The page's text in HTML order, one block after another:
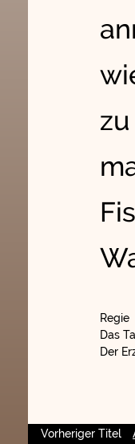
Regie
Das
Der
Vorheriger Titel